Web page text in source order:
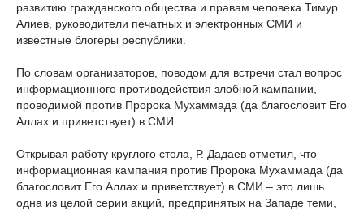
развитию гражданского общества и правам человека Тимур
Алиев, руководители печатных и электронных СМИ и
известные блогеры республики.
По словам организаторов, поводом для встречи стал вопрос
информационного противодействия злобной кампании,
проводимой против Пророка Мухаммада (да благословит Его
Аллах и приветствует) в СМИ.
Открывая работу круглого стола, Р. Дадаев отметил, что
информационная кампания против Пророка Мухаммада (да
благословит Его Аллах и приветствует) в СМИ – это лишь
одна из целой серии акций, предпринятых на Западе теми,